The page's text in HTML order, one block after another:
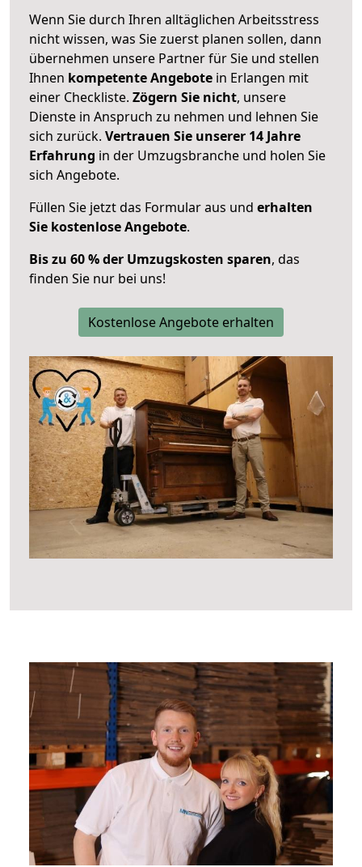
Wenn Sie durch Ihren alltäglichen Arbeitsstress
nicht wissen, was Sie zuerst planen sollen, dann
übernehmen unsere Partner für Sie und stellen
Ihnen kompetente Angebote in Erlangen mit
einer Checkliste. Zögern Sie nicht, unsere
Dienste in Anspruch zu nehmen und lehnen Sie
sich zurück. Vertrauen Sie unserer 14 Jahre
Erfahrung in der Umzugsbranche und holen Sie
sich Angebote.
Füllen Sie jetzt das Formular aus und erhalten
Sie kostenlose Angebote.
Bis zu 60 % der Umzugskosten sparen, das
finden Sie nur bei uns!
Kostenlose Angebote erhalten